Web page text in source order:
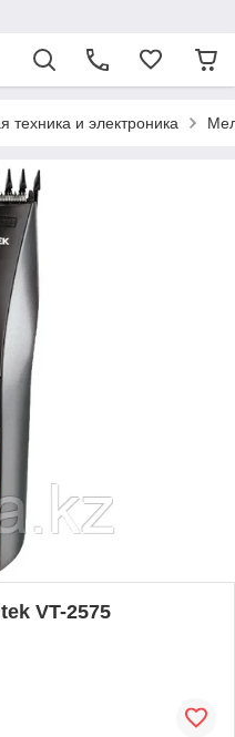
техника и электроника
VT-2575